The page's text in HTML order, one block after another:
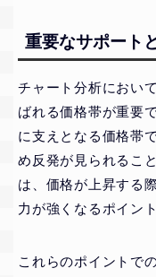
重要なサポート
チャート分析におい
ばれる価格帯が重要
に支えとなる価格帯
め反発が見られるこ
は、価格が上昇する
力が強くなるポイント
これらのポイントで